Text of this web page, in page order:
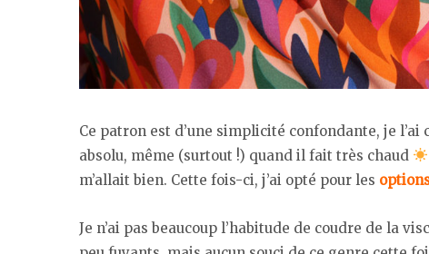
Ce patron est d’une simplicité confondante, je
absolu, même (surtout !) quand il fait très chaud
m’allait bien. Cette fois-ci, j’ai opté pour les
Je n’ai pas beaucoup l’habitude de coudre de la